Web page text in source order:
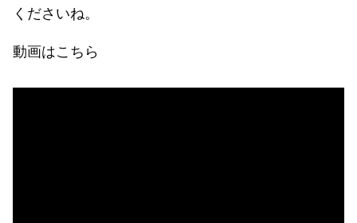
くださいね。
動画はこちら